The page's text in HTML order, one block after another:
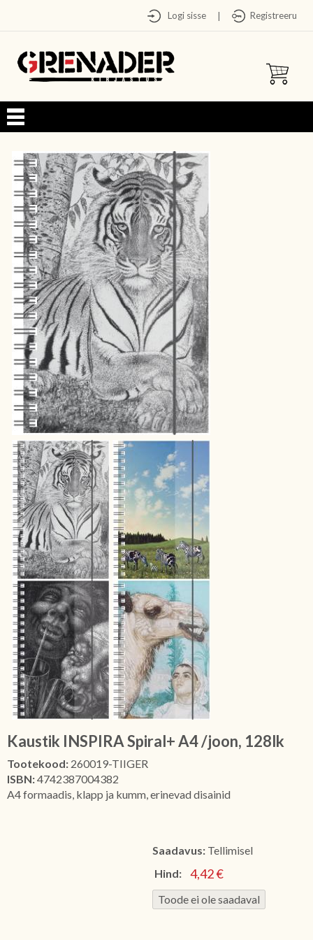
Logi sisse Registreeru
Kaustik INSPIRA Spiral+ A4 /joon, 128lk
Tootekood: 260019-TIIGER
ISBN:4742387004382
A4 formaadis, klapp ja kumm, erinevad disainid
Saadavus: Tellimisel
Hind:
4,42 €